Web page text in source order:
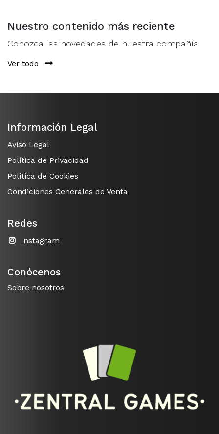
Nuestro contenido más reciente
Conozca las novedades de nuestra compañía
Ver todo
Información Legal
Aviso Legal
Política de Privacidad
Política de Cookies
Condiciones Generales de Venta
Redes
Instagram
Conócenos
Sobre nosotros